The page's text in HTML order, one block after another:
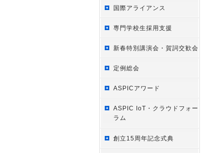
国際アライアンス
専門学校生採用支援
新春特別講演会・賀詞交歓会
定例総会
ASPICアワード
ASPIC IoT・クラウドフォー
ラム
創立15周年記念式典